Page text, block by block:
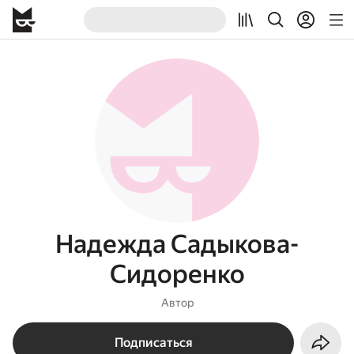
Надежда Садыкова-
Сидоренко
Автор
Подписаться